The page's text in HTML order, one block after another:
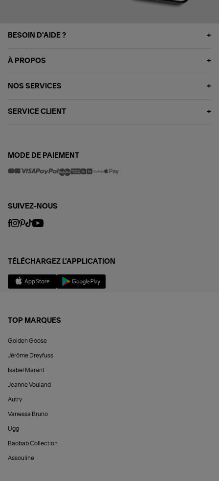
BESOIN D'AIDE ?
À PROPOS
NOS SERVICES
SERVICE CLIENT
MODE DE PAIEMENT
SUIVEZ-NOUS
TÉLÉCHARGEZ L'APPLICATION
TOP MARQUES
Golden Goose
Jérôme Dreyfuss
Isabel Marant
Jeanne Vouland
Autry
Vanessa Bruno
Ugg
Baobab Collection
Assouline